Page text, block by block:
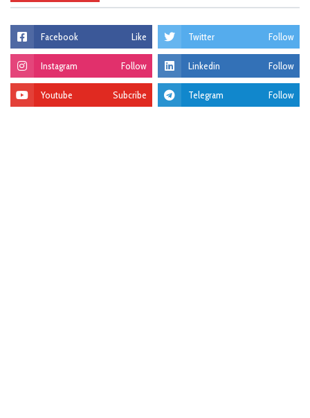
Facebook Like Twitter Follow
Instagram Follow Linkedin Follow
Youtube Subcribe Telegram Follow